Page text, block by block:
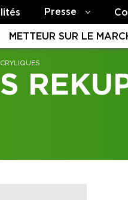
Presse
METTEUR SUR LE